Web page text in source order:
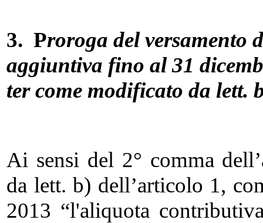
3. Proroga del versamento
aggiuntiva fino al 31
ter come modificato da lett.
Ai sensi del 2° comma
da lett. b) dell’articolo 1,
2013 “l'aliquota